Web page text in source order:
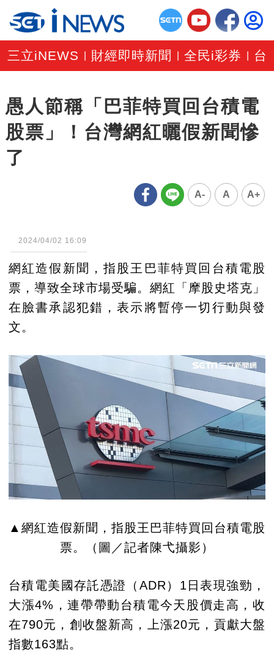
三立iNEWS 財經即時新聞 |全民i彩券 台
愚人節稱「巴菲特買回台積電
股票」！台灣網紅曬假新聞慘
了
A- A A+
2024/04/02 16:09
網紅造假新聞，指股王巴菲特買回台積電股
票，導致全球市場受騙。網紅「摩股史塔克」
在臉書承認犯錯，表示將暫停一切行動與發
文。
▲網紅造假新聞，指股王巴菲特買回台積電股
票。（圖／記者陳弋攝影）
台積電美國存託憑證（ADR）1日表現強勁，
大漲4%，連帶帶動台積電今天股價走高，收
在790元，創收盤新高，上漲20元，貢獻大盤
指數163點。